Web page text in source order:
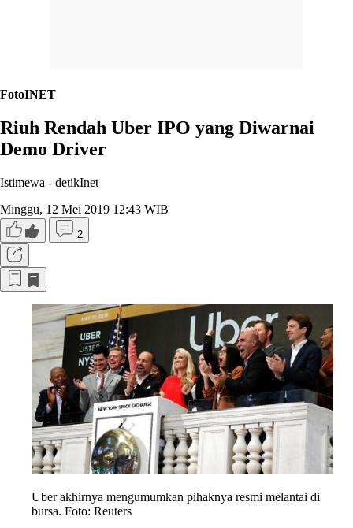
FotoINET
Riuh Rendah Uber IPO yang Diwarnai
Demo Driver
Istimewa - detikInet
Minggu, 12 Mei 2019 12:43 WIB
2
Uber akhirnya mengumumkan pihaknya resmi melantai di
bursa. Foto: Reuters